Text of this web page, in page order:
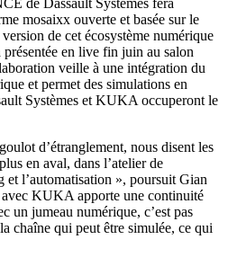
de Dassault Systèmes fera
mosaixx ouverte et basée sur le
de cet écosystème numérique
en live fin juin au salon
veille à une intégration du
et permet des simulations en
Systèmes et KUKA occuperont le
d’étranglement, nous disent les
en aval, dans l’atelier de
et l’automatisation », poursuit Gian
KUKA apporte une continuité
un jumeau numérique, c’est pas
chaîne qui peut être simulée, ce qui